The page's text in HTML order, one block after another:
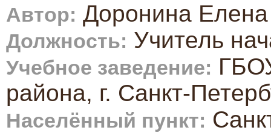
Автор: Доронина
Должность: Учитель
Учебное заведение:
района, г. Санкт-
Населённый пункт: